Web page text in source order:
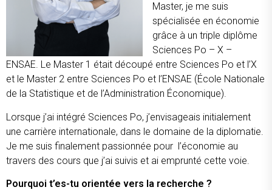
Master, je me suis
spécialisée en économie
grâce à un triple diplôme
Sciences Po – X –
ENSAE. Le Master 1 était découpé entre Sciences Po et l’X
et le Master 2 entre Sciences Po et l’ENSAE (École Nationale
de la Statistique et de l’Administration Économique).
Lorsque j’ai intégré Sciences Po, j’envisageais initialement
une carrière internationale, dans le domaine de la diplomatie.
Je me suis finalement passionnée pour l’économie au
travers des cours que j’ai suivis et ai emprunté cette voie.
Pourquoi t’es-tu orientée vers la recherche ?